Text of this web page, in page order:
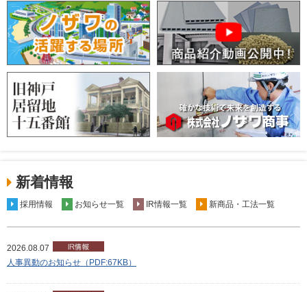
新着情報
採用情報 お知らせ一覧 IR情報一覧 新商品・工法一覧
2026.08.07
人事異動のお知らせ（PDF:67KB）